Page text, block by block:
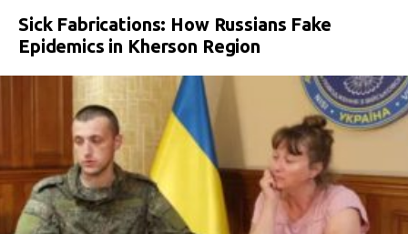
Sick Fabrications: How Russians Fake
Epidemics in Kherson Region